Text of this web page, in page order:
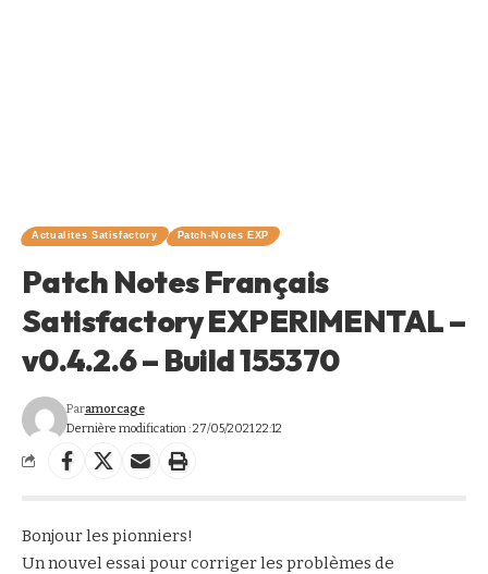
Actualites Satisfactory Patch-Notes EXP
Patch Notes Français
Satisfactory EXPERIMENTAL –
v0.4.2.6 – Build 155370
Dernière modification : 27/05/2021 22:12
Paramorcage
Bonjour les pionniers!
Un nouvel essai pour corriger les problèmes de